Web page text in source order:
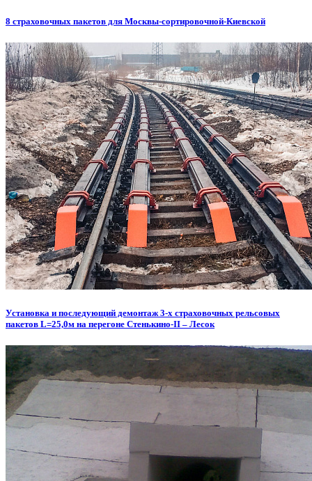
8 страховочных пакетов для Москвы-сортировочной-Киевской
Установка и последующий демонтаж 3-х страховочных рельсовых
пакетов L=25,0м на перегоне Стенькино-II – Лесок